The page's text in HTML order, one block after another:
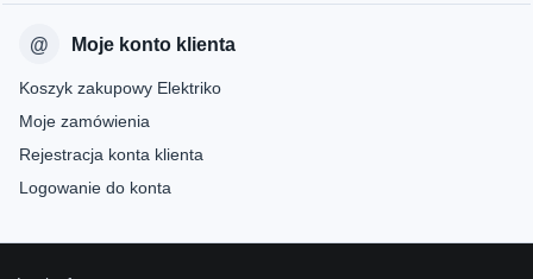
Moje konto klienta
Koszyk zakupowy Elektriko
Moje zamówienia
Rejestracja konta klienta
Logowanie do konta